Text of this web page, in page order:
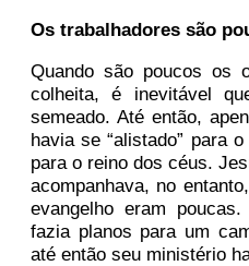
Os trabalhadores são
Quando são poucos os
colheita, é inevitável
semeado. Até então,
havia se “alistado” para
para o reino dos céus.
acompanhava, no
evangelho eram
fazia planos para um
até então seu ministério